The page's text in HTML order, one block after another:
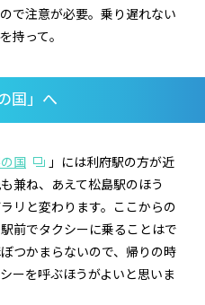
で注意が必要。乗り遅れない
持って。
国」へ
国
」には利府駅の方が近
兼ね、あえて松島駅のほう
リと変わります。ここからの
前でタクシーに乗ることはで
つかまらないので、帰りの時
ーを呼ぶほうがよいと思いま